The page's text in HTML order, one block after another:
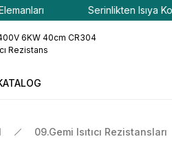
Serinlikten Isıya Konfor
09.Gemi Isıtıcı Rezistansları